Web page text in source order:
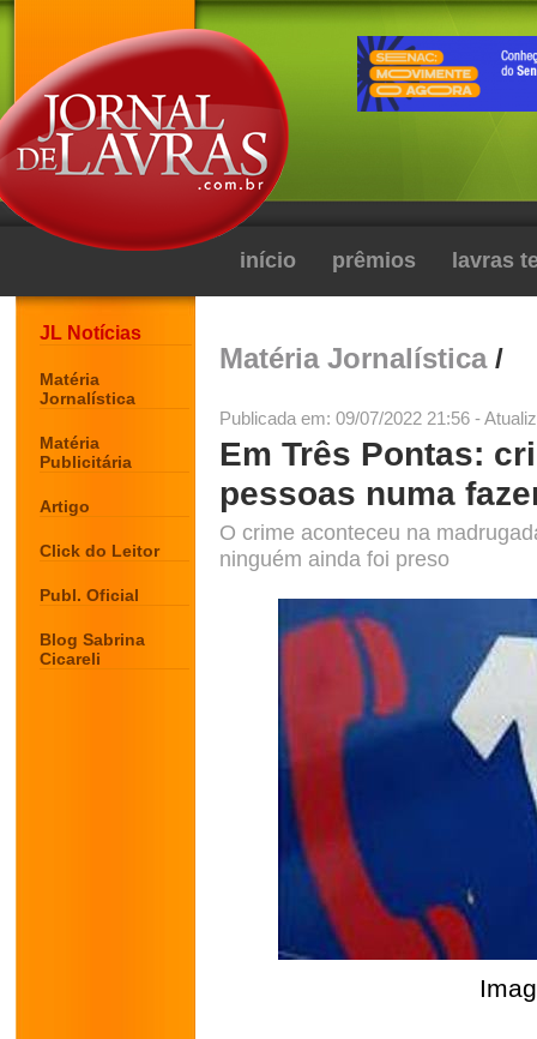
início prêmios lavras
JL Notícias
Matéria
Jornalística
Matéria
Publicitária
Artigo
Click do Leitor
Publ. Oficial
Blog Sabrina
Cicareli
Matéria Jornalística/
Publicada em: 09/07/2022 21:56 -
Em Três Pontas:
pessoas numa
O crime aconteceu na
ninguém ainda foi preso